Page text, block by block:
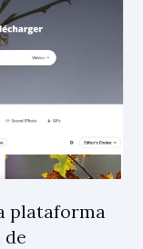
plataforma
de